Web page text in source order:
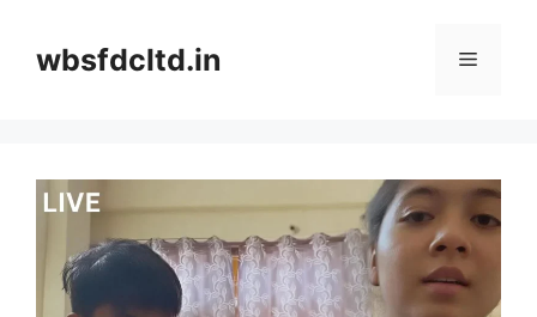
contentwbsfdcltd.in Menu